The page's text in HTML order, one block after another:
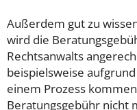
Außerdem gut zu
wird die
Rechtsanwalts
beispielsweise
einem Prozess
Beratungsgebühr nicht